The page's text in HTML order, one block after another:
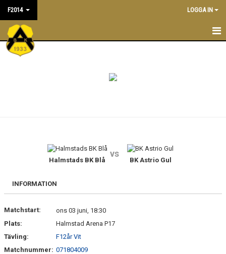
F2014 LOGGA IN
F2014
LEDARE/TRÄNARE
MATCHER
DOKUMENT
ÖVERGÅNGSPOLICY
Halmstads BK Blå
vs
BK Astrio Gul
INFORMATION
Matchstart:
ons 03 juni, 18:30
Plats:
Halmstad Arena P17
Tävling:
F12år Vit
Matchnummer: 071804009